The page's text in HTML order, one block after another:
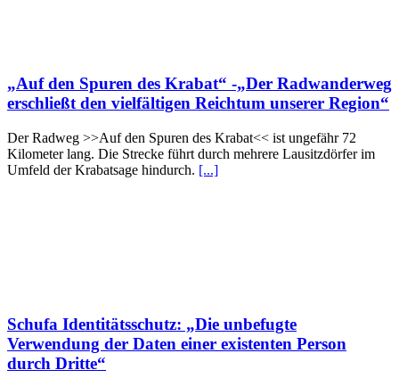
„Auf den Spuren des Krabat“ -„Der Radwanderweg
erschließt den vielfältigen Reichtum unserer Region“
Der Radweg >>Auf den Spuren des Krabat<< ist ungefähr 72
Kilometer lang. Die Strecke führt durch mehrere Lausitzdörfer im
Umfeld der Krabatsage hindurch. [...]
Schufa Identitätsschutz: „Die unbefugte
Verwendung der Daten einer existenten Person
durch Dritte“